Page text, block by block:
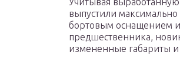
выпустили
бортовым оснащением
предшественника,
измененные габариты